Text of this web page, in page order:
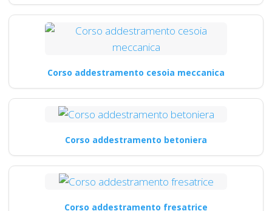
Corso addestramento cesoia meccanica
Corso addestramento betoniera
Corso addestramento fresatrice